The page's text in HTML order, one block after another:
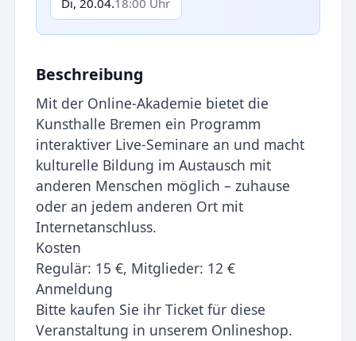
Di, 20.04.18:00 Uhr
Beschreibung
Mit der Online-Akademie bietet die
Kunsthalle Bremen ein Programm
interaktiver Live-Seminare an und macht
kulturelle Bildung im Austausch mit
anderen Menschen möglich – zuhause
oder an jedem anderen Ort mit
Internetanschluss.
Kosten
Regulär: 15 €, Mitglieder: 12 €
Anmeldung
Bitte kaufen Sie ihr Ticket für diese
Veranstaltung in unserem Onlineshop.